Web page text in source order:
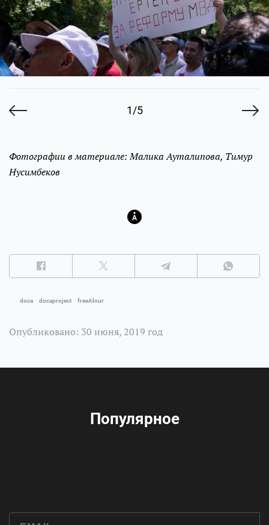
1/5
Фотографии в материале: Малика Ауталипова, Тимур
Нусимбеков
doca docaproject freeAlnur
Опубликовано: 30 июня, 2019 год
Популярное